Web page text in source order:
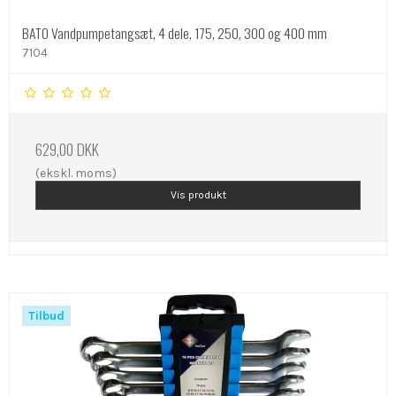
BATO Vandpumpetangsæt, 4 dele, 175, 250, 300 og 400 mm
7104
629,00 DKK
(ekskl. moms)
Vis produkt
Tilbud